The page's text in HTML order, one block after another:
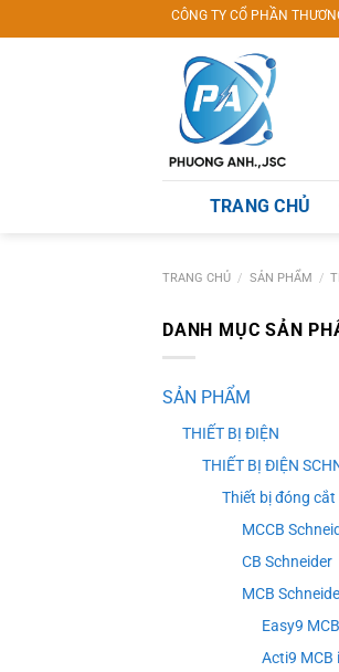
to
CÔNG TY CỔ PHẦN THƯƠNG
TRANG CHỦ
TRANG CHỦ / SẢN PHẨM /
DANH MỤC SẢN
SẢN PHẨM
THIẾT BỊ ĐIỆN
THIẾT BỊ ĐIỆN
Thiết bị đóng cắt
MCCB
CB Schneider
MCB
Easy9
Acti9 MCB